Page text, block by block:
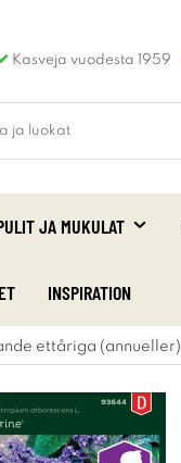
Kasveja vuodesta 1959
JA MUKULAT
INSPIRATION
ettåriga (annueller)